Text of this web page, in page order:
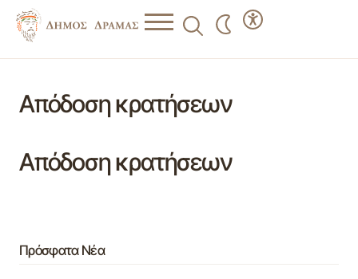
Απόδοση κρατήσεων
Απόδοση κρατήσεων
Πρόσφατα Νέα